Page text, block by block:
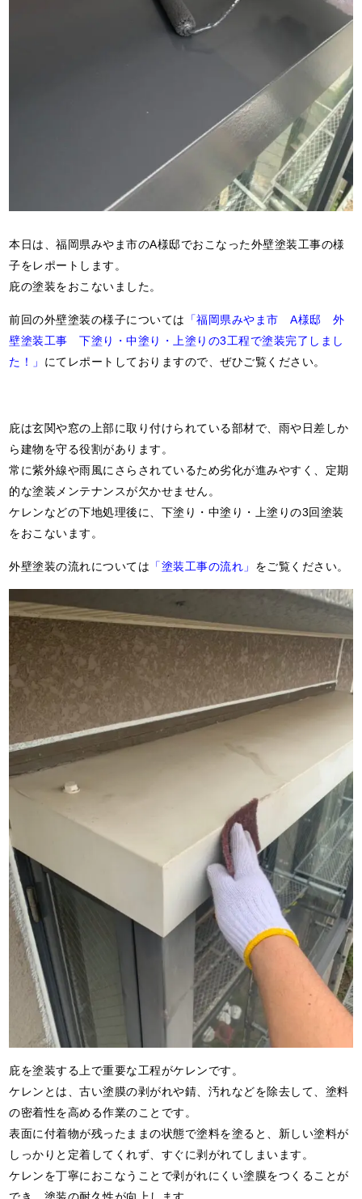
本日は、福岡県みやま市のA様邸でおこなった外壁塗装工事の様
子をレポートします。
庇の塗装をおこないました。
前回の外壁塗装の様子については
「福岡県みやま市 A様邸 外
壁塗装工事 下塗り・中塗り・上塗りの3工程で塗装完了しまし
た！」 にてレポートしておりますので、ぜひご覧ください。
庇は玄関や窓の上部に取り付けられている部材で、雨や日差しか
ら建物を守る役割があります。
常に紫外線や雨風にさらされているため劣化が進みやすく、定期
的な塗装メンテナンスが欠かせません。
ケレンなどの下地処理後に、下塗り・中塗り・上塗りの3回塗装
をおこないます。
外壁塗装の流れについては 「塗装工事の流れ」 をご覧ください。
庇を塗装する上で重要な工程がケレンです。
ケレンとは、古い塗膜の剥がれや錆、汚れなどを除去して、塗料
の密着性を高める作業のことです。
表面に付着物が残ったままの状態で塗料を塗ると、新しい塗料が
しっかりと定着してくれず、すぐに剥がれてしまいます。
ケレンを丁寧におこなうことで剥がれにくい塗膜をつくることが